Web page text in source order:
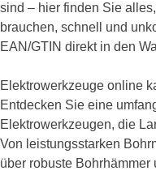
sind – hier finden Sie
brauchen, schnell und
EAN/GTIN direkt in den
Elektrowerkzeuge online
Entdecken Sie eine
Elektrowerkzeugen, die
Von leistungsstarken
über robuste